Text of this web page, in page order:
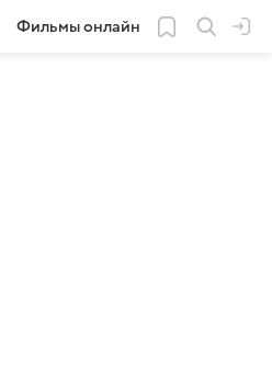
Фильмы онлайн